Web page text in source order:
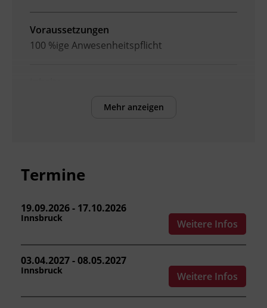
Voraussetzungen
100 %ige Anwesenheitspflicht
die Fahrzeug- und Sicherheitstechnik
den Kraftstoffverbrauch durch
vorausschauendes Fahren optimieren.
die sozial- und güterrechtlichen
Umfeld des Güterverkehrs anwenden.
Ladungen fachgerecht sichern.
die eigene Gesundheit erhalten und in
Mehr anzeigen
Termine
19.09.2026 - 17.10.2026
Innsbruck Weitere Infos
03.04.2027 - 08.05.2027
Innsbruck Weitere Infos